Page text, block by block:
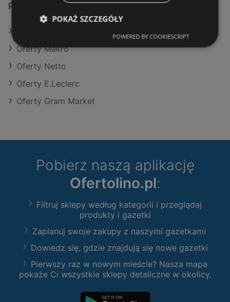
Podobne sklepy detaliczne
Oferty Makro
Oferty Netto
Oferty E.Leclerc
Oferty Gram Market
Pobierz naszą aplikację
Ofertolino.pl:
Filtruj sklepy według kategorii i przeglądaj
produkty i gazetki
Zaplanuj swoje zakupy z naszymi gazetkami
Dowiedz się, gdzie znajdują się nowe gazetki
Pierwszy raz w nowym mieście? Nasza mapa
pokaże Ci wszystkie sklepy detaliczne w okolicy.
POKAŻ SZCZEGÓŁY
POWERED BY COOKIESCRIPT